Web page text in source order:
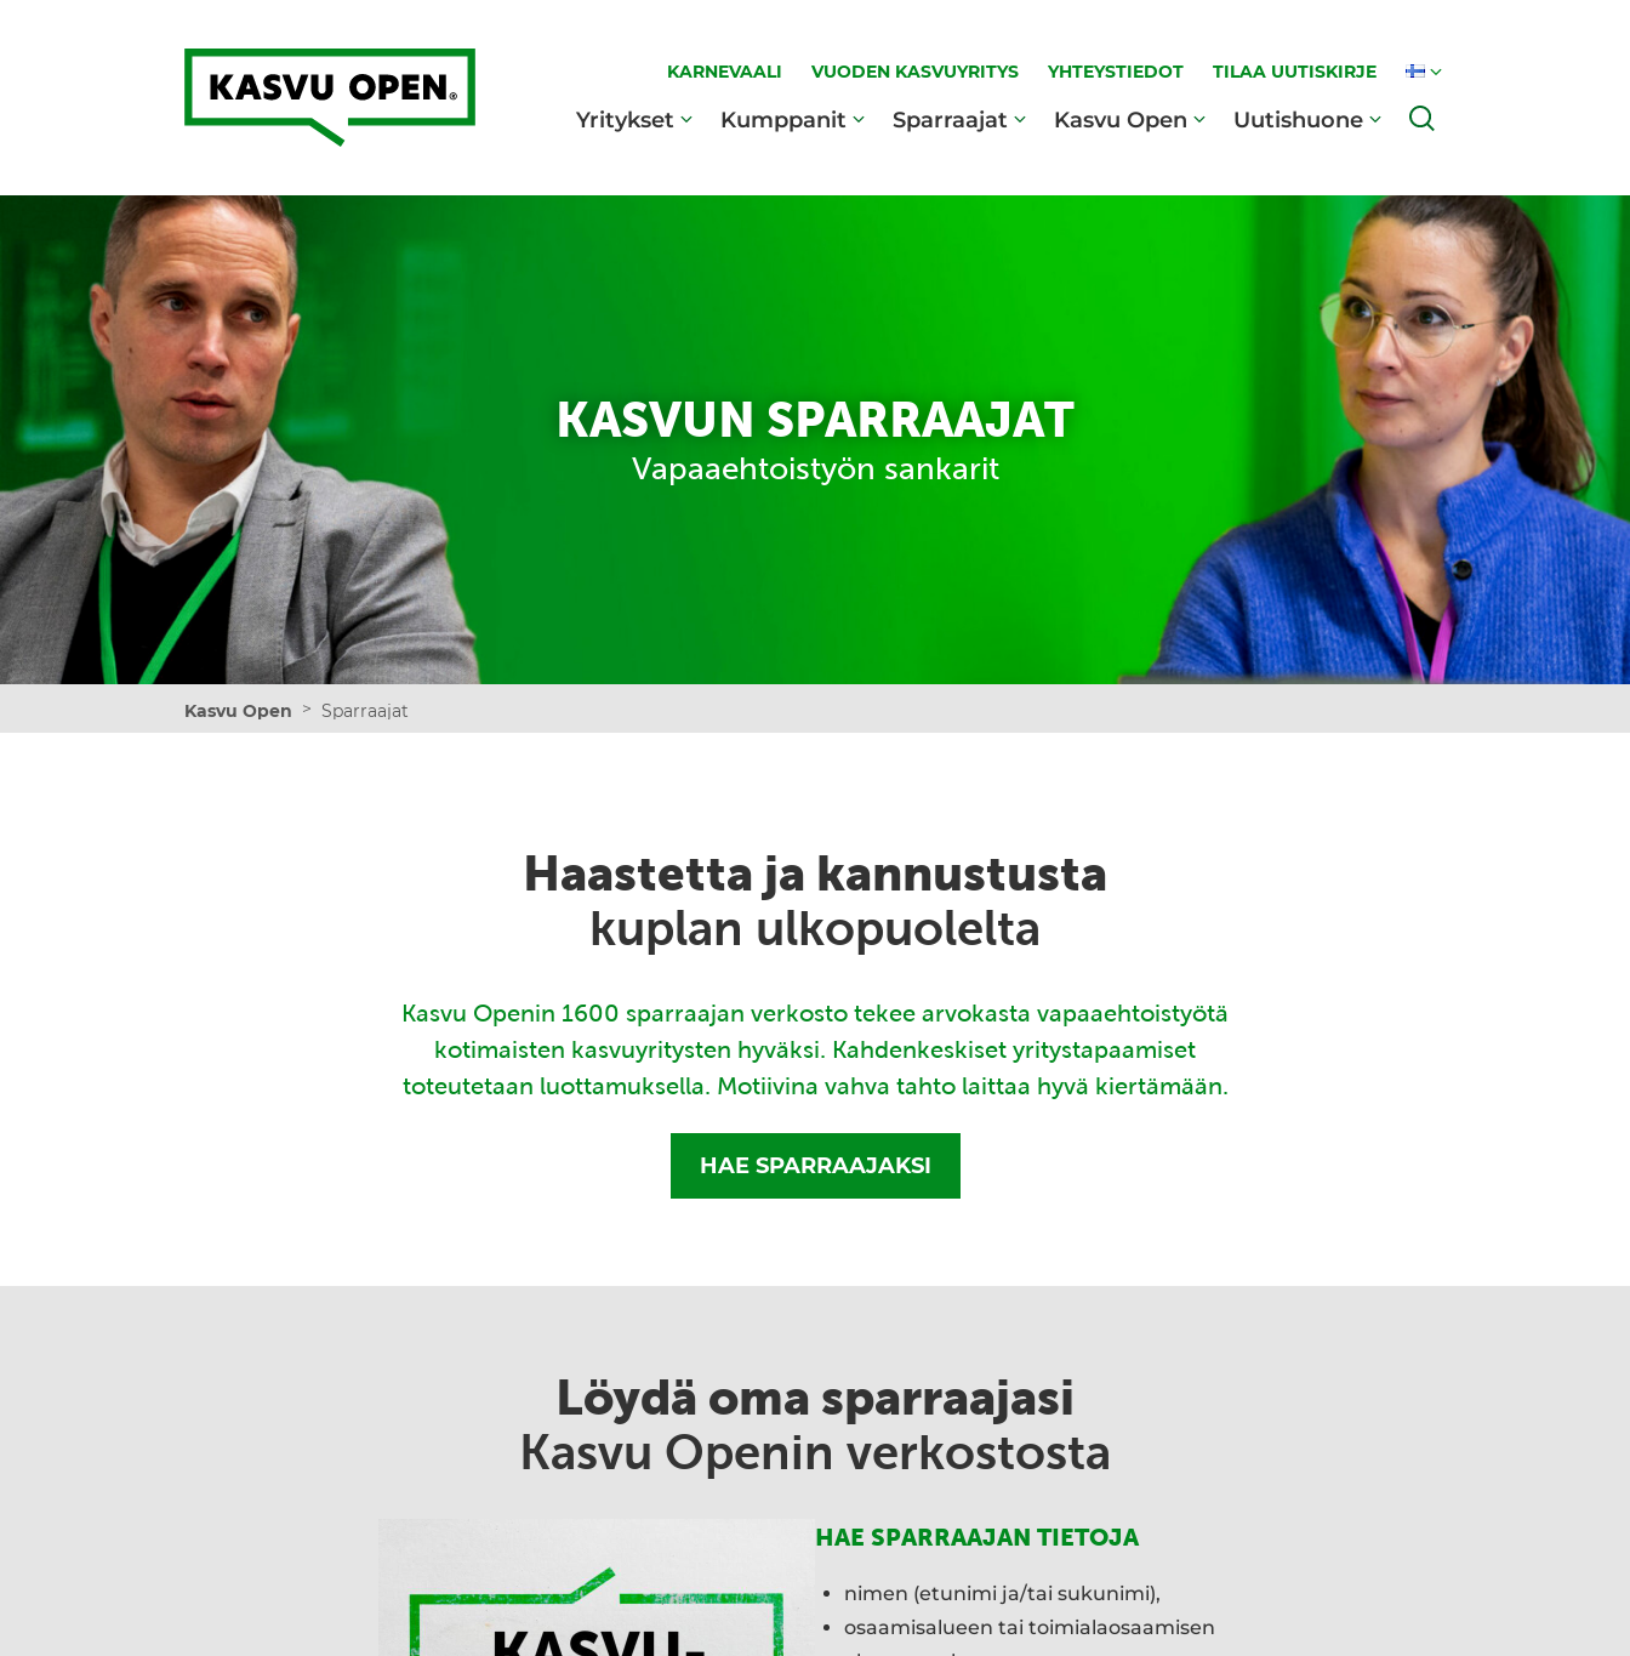
Kasvu Open
KARNEVAALI VUODEN KASVUYRITYS YHTEYSTIEDOT TILAA UUTISKIRJE
Yritykset Kumppanit Sparraajat Kasvu Open Uutishuone
KASVUN SPARRAAJAT
Vapaaehtoistyön sankarit
Kasvu Open > Sparraajat
Haastetta ja kannustusta
kuplan ulkopuolelta
Kasvu Openin 1600 sparraajan verkosto tekee arvokasta vapaaehtoistyötä
kotimaisten kasvuyritysten hyväksi. Kahdenkeskiset yritystapaamiset
toteutetaan luottamuksella. Motiivina vahva tahto laittaa hyvä kiertämään.
HAE SPARRAAJAKSI
Löydä oma sparraajasi
Kasvu Openin verkostosta
HAE SPARRAAJAN TIETOJA
nimen (etunimi ja/tai sukunimi),
osaamisalueen tai toimialaosaamisen